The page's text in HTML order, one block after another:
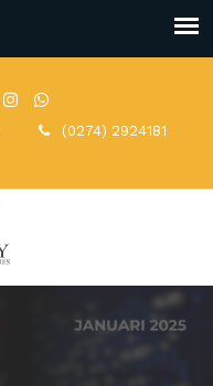
(0274) 2924181